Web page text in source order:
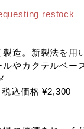
restock
造。新製法を用
やカクテルベー
込価格 ¥2,300